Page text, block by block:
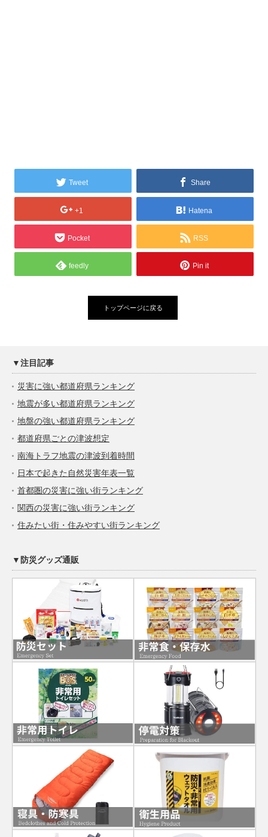
Tweet Share
+1 Hatena
Pocket RSS
feedly Pin it
トップページに戻る
▼注目記事
災害に強い都道府県ランキング
地震が多い都道府県ランキング
地盤の強い都道府県ランキング
都道府県ごとの津波想定
南海トラフ地震の津波到着時間
日本で起きた自然災害年表一覧
首都圏の災害に強い街ランキング
関西の災害に強い街ランキング
住みたい街・住みやすい街ランキング
▼防災グッズ通販